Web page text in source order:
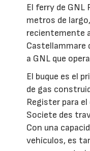
El ferry de GNL
metros de
recientemente
Castellammare
a GNL que
El buque es el
de gas
Register para
Societe des
Con una
vehículos, es